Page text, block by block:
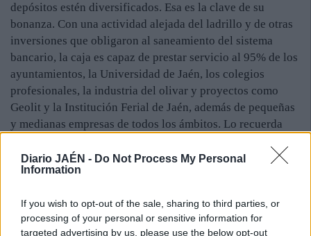
Diario JAÉN - Do Not Process My Personal
Information
If you wish to opt-out of the sale, sharing to third parties, or
processing of your personal or sensitive information for
targeted advertising by us, please use the below opt-out
depósitos estén diversificados. Esa es la clave de su
bonanza. Con una actividad alejada del ladrillo y de otras
inversiones que obligaron al saneamiento del sistema
bancario, la caja es capaz de prestar servicio al 95% de los
ayuntamientos, la Universidad de Jaén, los colegios
profesionales, la industria del olivar y proyectos como
Geolit y la Institución Ferial de Jaén, además de pequeñas
y medianas empresas de todos los ámbitos. Lo recuerda
cuando argumentó el porqué de la moción. Esta “presión
política” no se quedará en la Corporación Provincial, sino
eludió valorar la moción. Dicen no tener constancia de que
el Gobierno impulse este proceso y, además, aún no